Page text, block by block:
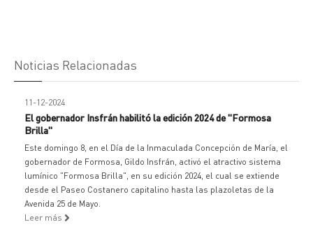
Noticias Relacionadas
11-12-2024
El gobernador Insfrán habilitó la edición 2024 de "Formosa
Brilla"
Este domingo 8, en el Día de la Inmaculada Concepción de María, el
gobernador de Formosa, Gildo Insfrán, activó el atractivo sistema
lumínico "Formosa Brilla", en su edición 2024, el cual se extiende
desde el Paseo Costanero capitalino hasta las plazoletas de la
Avenida 25 de Mayo.
Leer más